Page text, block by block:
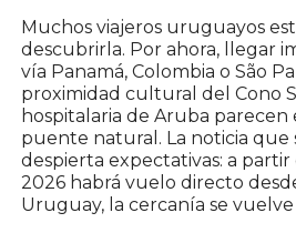
Muchos viajeros uruguayos
descubrirla. Por ahora, llegar
vía Panamá, Colombia o São
proximidad cultural del Cono
hospitalaria de Aruba
puente natural. La noticia que
despierta expectativas: a partir
2026 habrá vuelo directo
Uruguay, la cercanía se